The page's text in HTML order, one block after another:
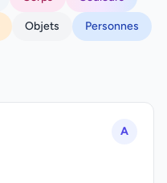
Objets Personnes
A